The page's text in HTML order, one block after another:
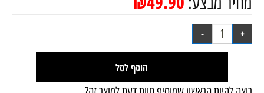
הוסף לסל